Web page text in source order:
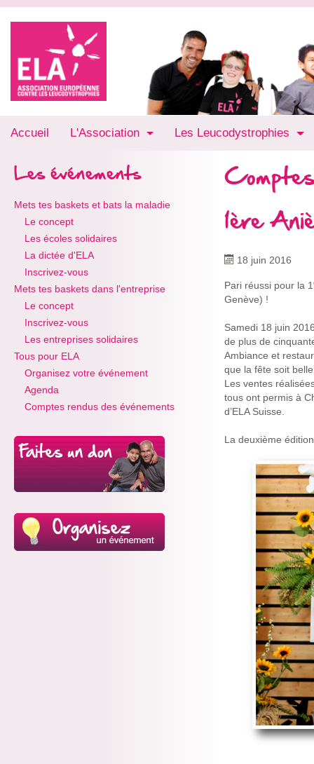
Accueil L'Association Les Leucodystrophies
Les événements
Mets tes baskets et bats la maladie
Le concept
Les écoles solidaires
La dictée d'ELA
Inscrivez-vous
Mets tes baskets dans l'entreprise
Le concept
Inscrivez-vous
Les entreprises solidaires
Tous pour ELA
Organisez votre événement
Agenda
Comptes rendus des événements
1ère
18 juin 2016
Pari réussi pour la 1
Genève) !
Samedi 18 juin
de plus de
Ambiance et
que la fête soit
Les ventes
tous ont permis à
d’ELA Suisse.
La deuxième